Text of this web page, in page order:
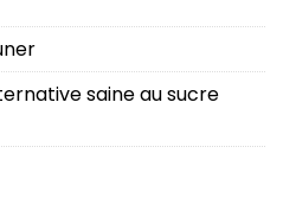
saine au sucre